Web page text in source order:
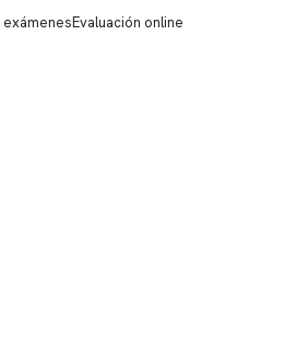
Evaluación online